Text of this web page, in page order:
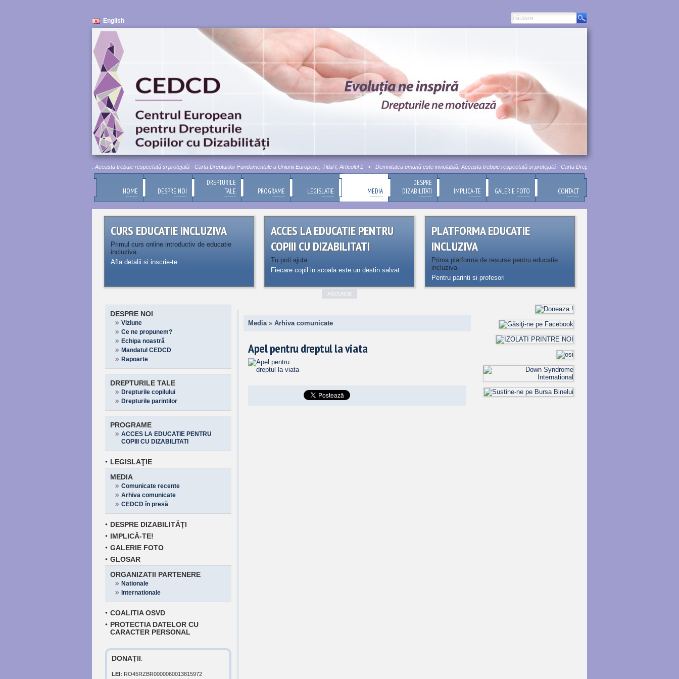
English
Demnitatea umană este inviolabilă. Aceasta trebuie respectată si protejată - Carta Drepturilor Fundamentale a Uniunii Europene, Titlul I, Articolul 1 • Demnitatea umană este inviolabilă. Aceasta trebuie respectată si protejată - Carta Drepturilor Fundamentale a Uniunii
HOME DESPRE NOI
DREPTURILE
TALE
PROGRAME LEGISLATIE MEDIA
DESPRE
DIZABILITATI
IMPLICA-TE GALERIE FOTO CONTACT
CURS EDUCATIE INCLUZIVA
Primul curs online introductiv de educatie
incluziva
Afla detalii si inscrie-te
ACCES LA EDUCATIE PENTRU
COPIII CU DIZABILITATI
Tu poti ajuta
Fiecare copil in scoala este un destin salvat
PLATFORMA EDUCATIE
INCLUZIVA
Prima platforma de resurse pentru educatie
incluziva
Pentru parinti si profesori
ASCUNDE
DESPRE NOI
Viziune
Ce ne propunem?
Echipa noastră
Mandatul CEDCD
Rapoarte
DREPTURILE TALE
Drepturile copilului
Drepturile parintilor
PROGRAME
ACCES LA EDUCATIE PENTRU
COPIII CU DIZABILITATI
LEGISLAŢIE
MEDIA
Comunicate recente
Arhiva comunicate
CEDCD în presă
DESPRE DIZABILITĂŢI
IMPLICĂ-TE!
GALERIE FOTO
GLOSAR
ORGANIZATII PARTENERE
Nationale
Internationale
COALITIA OSVD
PROTECTIA DATELOR CU
CARACTER PERSONAL
DONAŢII:
LEI: RO45RZBR0000060013815972
Media» Arhiva comunicate
Apel pentru dreptul la viata